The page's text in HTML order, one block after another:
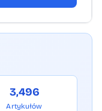
3,496
Artykułów